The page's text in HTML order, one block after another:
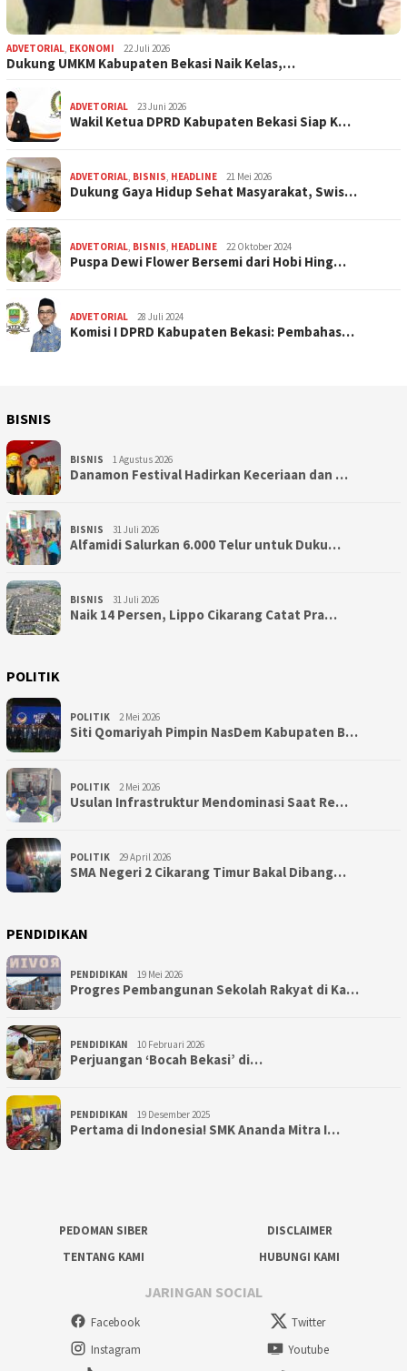
ADVETORIAL EKONOMI 22 Juli 2026
Dukung UMKM Kabupaten Bekasi Naik Kelas,…
ADVETORIAL 23 Juni 2026
Wakil Ketua DPRD Kabupaten Bekasi Siap K…
ADVETORIAL BISNIS HEADLINE 21 Mei 2026
Dukung Gaya Hidup Sehat Masyarakat, Swis…
ADVETORIAL BISNIS HEADLINE 22 Oktober 2024
Puspa Dewi Flower Bersemi dari Hobi Hing…
ADVETORIAL 28 Juli 2024
Komisi I DPRD Kabupaten Bekasi: Pembahas…
BISNIS
BISNIS 1 Agustus 2026
Danamon Festival Hadirkan Keceriaan dan …
BISNIS 31 Juli 2026
Alfamidi Salurkan 6.000 Telur untuk Duku…
BISNIS 31 Juli 2026
Naik 14 Persen, Lippo Cikarang Catat Pra…
POLITIK
POLITIK 2 Mei 2026
Siti Qomariyah Pimpin NasDem Kabupaten B…
POLITIK 2 Mei 2026
Usulan Infrastruktur Mendominasi Saat Re…
POLITIK 29 April 2026
SMA Negeri 2 Cikarang Timur Bakal Dibang…
PENDIDIKAN
PENDIDIKAN 19 Mei 2026
Progres Pembangunan Sekolah Rakyat di Ka…
PENDIDIKAN 10 Februari 2026
Perjuangan ‘Bocah Bekasi’ di…
PENDIDIKAN 19 Desember 2025
Pertama di Indonesia! SMK Ananda Mitra I…
PEDOMAN SIBER
DISCLAIMER
TENTANG KAMI
HUBUNGI KAMI
JARINGAN SOCIAL
Facebook
Twitter
Instagram
Youtube